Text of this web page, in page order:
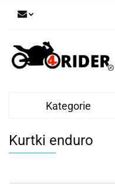
Kategorie
Kurtki enduro